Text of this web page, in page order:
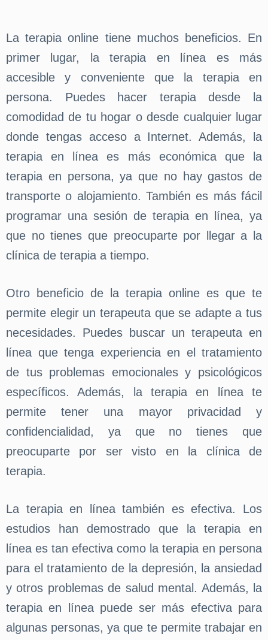
La terapia online tiene muchos beneficios. En
primer lugar, la terapia en línea es más
accesible y conveniente que la terapia en
persona. Puedes hacer terapia desde la
comodidad de tu hogar o desde cualquier lugar
donde tengas acceso a Internet. Además, la
terapia en línea es más económica que la
terapia en persona, ya que no hay gastos de
transporte o alojamiento. También es más fácil
programar una sesión de terapia en línea, ya
que no tienes que preocuparte por llegar a la
clínica de terapia a tiempo.
Otro beneficio de la terapia online es que te
permite elegir un terapeuta que se adapte a tus
necesidades. Puedes buscar un terapeuta en
línea que tenga experiencia en el tratamiento
de tus problemas emocionales y psicológicos
específicos. Además, la terapia en línea te
permite tener una mayor privacidad y
confidencialidad, ya que no tienes que
preocuparte por ser visto en la clínica de
terapia.
La terapia en línea también es efectiva. Los
estudios han demostrado que la terapia en
línea es tan efectiva como la terapia en persona
para el tratamiento de la depresión, la ansiedad
y otros problemas de salud mental. Además, la
terapia en línea puede ser más efectiva para
algunas personas, ya que te permite trabajar en